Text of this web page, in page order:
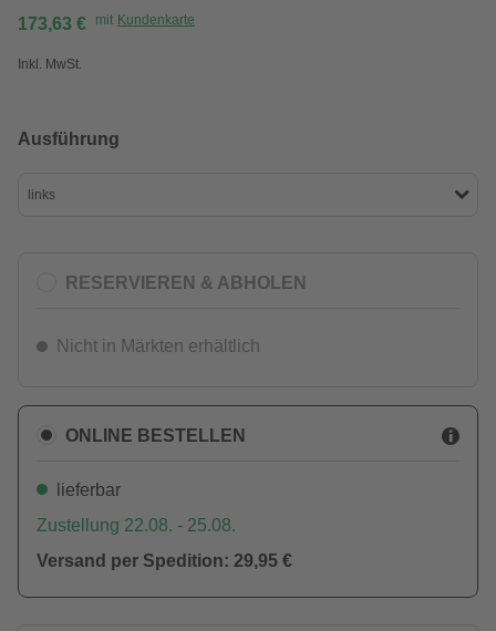
173,63 € mit Kundenkarte
Inkl. MwSt.
Ausführung
links
RESERVIEREN & ABHOLEN
Nicht in Märkten erhältlich
ONLINE BESTELLEN
lieferbar
Zustellung 22.08. - 25.08.
Versand per Spedition: 29,95 €